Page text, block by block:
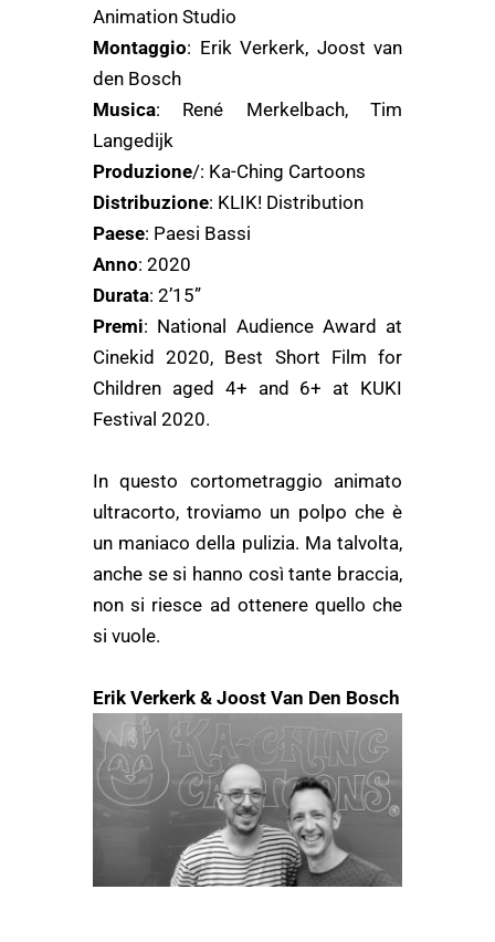
Animation Studio
Montaggio: Erik Verkerk, Joost van
den Bosch
Musica: René Merkelbach, Tim
Langedijk
Produzione/: Ka-Ching Cartoons
Distribuzione: KLIK! Distribution
Paese: Paesi Bassi
Anno: 2020
Durata: 2’15”
Premi: National Audience Award at
Cinekid 2020, Best Short Film for
Children aged 4+ and 6+ at KUKI
Festival 2020.
In questo cortometraggio animato
ultracorto, troviamo un polpo che è
un maniaco della pulizia. Ma talvolta,
anche se si hanno così tante braccia,
non si riesce ad ottenere quello che
si vuole.
Erik Verkerk & Joost Van Den Bosch